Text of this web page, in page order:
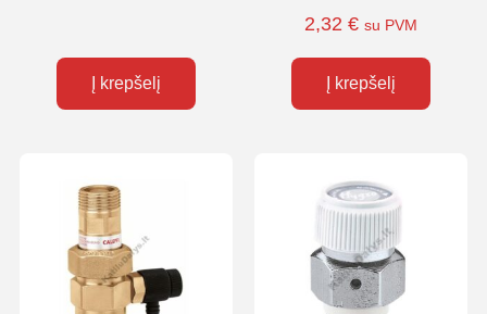
Į krepšelį
2,32 € su PVM
Į krepšelį